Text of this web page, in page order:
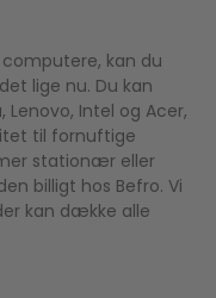
kan du
lige nu. Du kan
Intel og Acer,
til fornuftige
stationær eller
billigt hos Befro. Vi
kan dække alle